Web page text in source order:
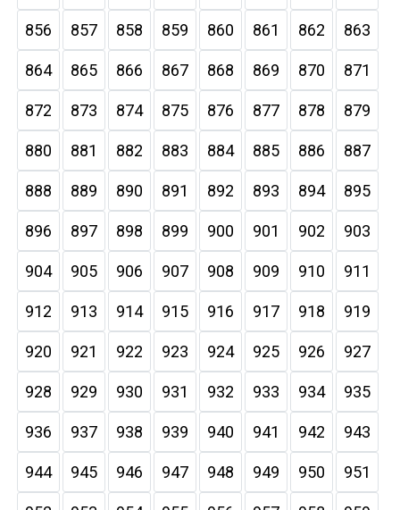
856 857 858 859 860 861 862 863
864 865 866 867 868 869 870 871
872 873 874 875 876 877 878 879
880 881 882 883 884 885 886 887
888 889 890 891 892 893 894 895
896 897 898 899 900 901 902 903
904 905 906 907 908 909 910 911
912 913 914 915 916 917 918 919
920 921 922 923 924 925 926 927
928 929 930 931 932 933 934 935
936 937 938 939 940 941 942 943
944 945 946 947 948 949 950 951